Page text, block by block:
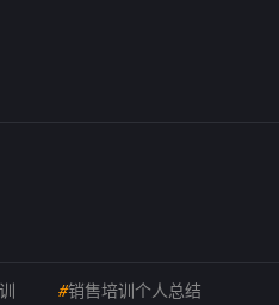
#销售培训个人总结